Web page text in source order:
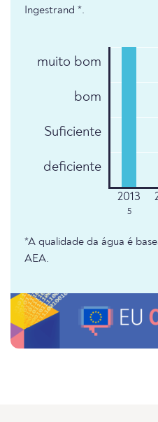
Ingestrand *.
muito bom
bom
Suficiente
deficiente
5
*A qualidade da água é
AEA.